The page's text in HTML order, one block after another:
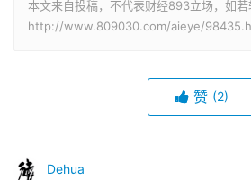
本文来自投稿，不代表财经893立场，如若
http://www.809030.com/aieye/
赞 (2)
Dehua